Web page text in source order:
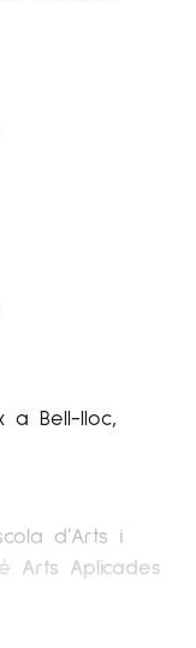
a Bell-lloc,
d’Arts i
Arts Aplicades